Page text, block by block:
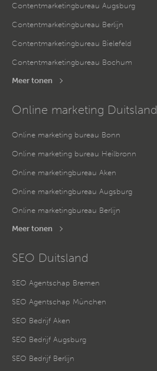
Contentmarketingbureau Augsburg
Contentmarketingbureau Berlijn
Contentmarketingbureau Bielefeld
Contentmarketingbureau Bochum
Meer tonen
Online marketing Duitsland
Online marketing bureau Bonn
Online marketing bureau Heilbronn
Online marketingbureau Aken
Online marketingbureau Augsburg
Online marketingbureau Berlijn
Meer tonen
SEO Duitsland
SEO Agentschap Bremen
SEO Agentschap München
SEO Bedrijf Aken
SEO Bedrijf Augsburg
SEO Bedrijf Berlijn